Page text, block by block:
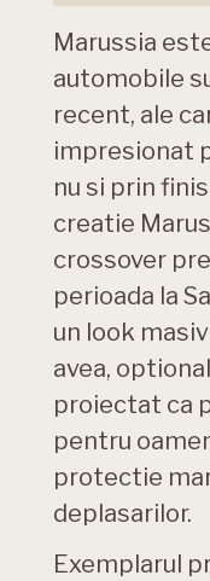
Marussia
automobile
recent, ale
impresionat
nu si prin
creatie
crossover
perioada la
un look
avea,
proiectat ca
pentru
protectie
deplasarilor.
Exemplarul